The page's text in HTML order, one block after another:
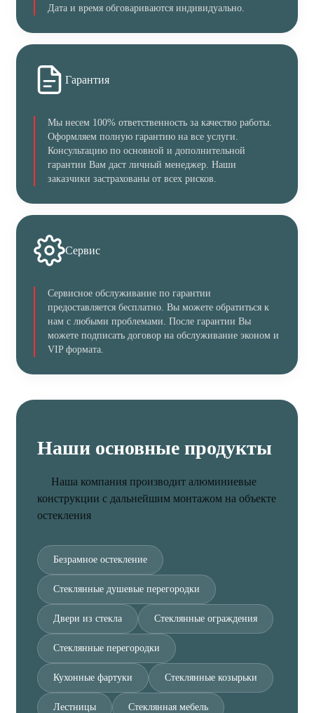
Дата и время обговариваются индивидуально.
Гарантия
Мы несем 100% ответственность за качество работы.
Оформляем полную гарантию на все услуги.
Консультацию по основной и дополнительной
гарантии Вам даст личный менеджер. Наши
заказчики застрахованы от всех рисков.
Сервис
Сервисное обслуживание по гарантии
предоставляется бесплатно. Вы можете обратиться к
нам с любыми проблемами. После гарантии Вы
можете подписать договор на обслуживание эконом и
VIP формата.
Наши основные продукты
Наша компания производит алюминиевые
конструкции с дальнейшим монтажом на объекте
остекления
Безрамное остекление
Стеклянные душевые перегородки
Двери из стекла Стеклянные ограждения
Стеклянные перегородки
Кухонные фартуки Стеклянные козырьки
Лестницы Стеклянная мебель